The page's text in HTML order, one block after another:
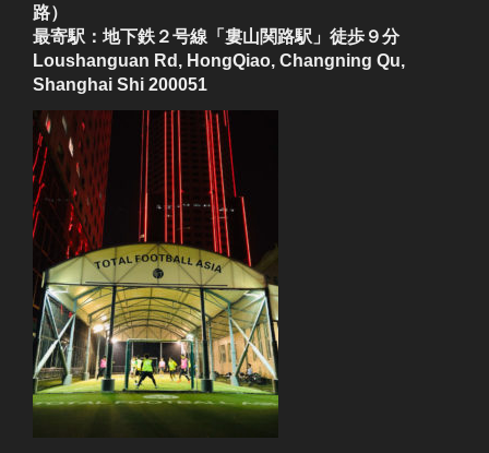
路）
最寄駅：地下鉄２号線「婁山関路駅」徒歩９分
Loushanguan Rd, HongQiao, Changning Qu,
Shanghai Shi 200051